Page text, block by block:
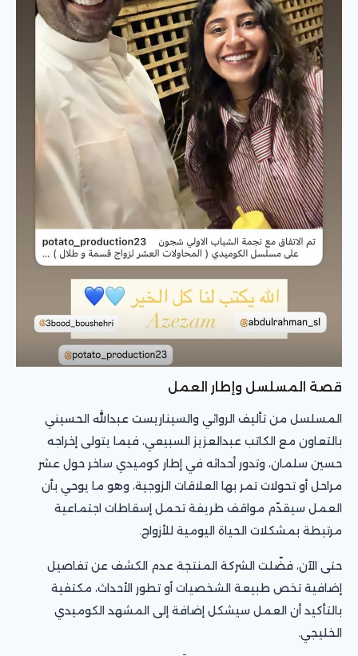
قصة المسلسل وإطار العمل
المسلسل من تأليف الروائي والسيناريست عبدالله الحسيني
بالتعاون مع الكاتب عبدالعزيز السبيعي، فيما يتولى إخراجه
حسين سلمان، وتدور أحداثه في إطار كوميدي ساخر حول عشر
مراحل أو تحولات تمر بها العلاقات الزوجية، وهو ما يوحي بأن
العمل سيقدّم مواقف طريفة تحمل إسقاطات اجتماعية
مرتبطة بمشكلات الحياة اليومية للأزواج.
حتى الآن، فضّلت الشركة المنتجة عدم الكشف عن تفاصيل
إضافية تخص طبيعة الشخصيات أو تطور الأحداث، مكتفية
بالتأكيد أن العمل سيشكل إضافة إلى المشهد الكوميدي
الخليجي.